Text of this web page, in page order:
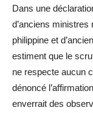
Dans une
d’anciens
philippine et
estiment que le
ne respecte aucun
dénoncé
enverrait des